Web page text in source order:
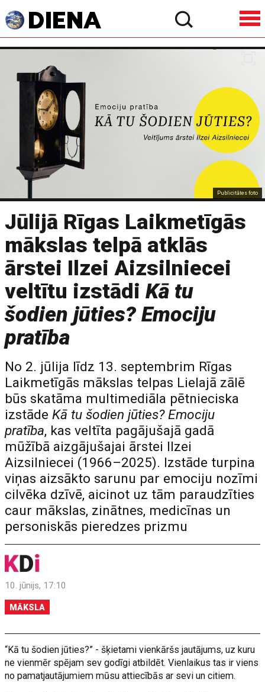
Publicitātes foto
Jūlijā Rīgas Laikmetīgās
mākslas telpā atklās
ārstei Ilzei Aizsilniecei
veltītu izstādiKā tu
šodien jūties? Emociju
pratība
No 2. jūlija līdz 13. septembrim Rīgas
Laikmetīgās mākslas telpas Lielajā zālē
būs skatāma multimediāla pētnieciska
izstādeKā tu šodien jūties? Emociju
pratība, kas veltīta pagājušajā gadā
mūžībā aizgājušajai ārstei Ilzei
Aizsilniecei (1966–2025). Izstāde turpina
viņas aizsākto sarunu par emociju nozīmi
cilvēka dzīvē, aicinot uz tām paraudzīties
caur mākslas, zinātnes, medicīnas un
personiskās pieredzes prizmu
10. jūnijs, 17:10
MĀKSLA
“Kā tu šodien jūties?” - šķietami vienkāršs jautājums, uz kuru
ne vienmēr spējam sev godīgi atbildēt. Vienlaikus tas ir viens
no pamatjautājumiem mūsu attiecībās ar sevi un citiem.